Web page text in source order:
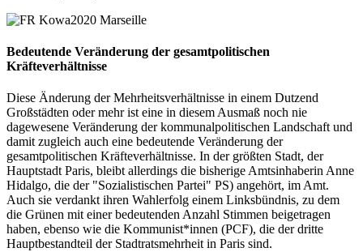
Bedeutende Veränderung der gesamtpolitischen
Kräfteverhältnisse
Diese Änderung der Mehrheitsverhältnisse in einem Dutzend
Großstädten oder mehr ist eine in diesem Ausmaß noch nie
dagewesene Veränderung der kommunalpolitischen Landschaft und
damit zugleich auch eine bedeutende Veränderung der
gesamtpolitischen Kräfteverhältnisse. In der größten Stadt, der
Hauptstadt Paris, bleibt allerdings die bisherige Amtsinhaberin Anne
Hidalgo, die der "Sozialistischen Partei" PS) angehört, im Amt.
Auch sie verdankt ihren Wahlerfolg einem Linksbündnis, zu dem
die Grünen mit einer bedeutenden Anzahl Stimmen beigetragen
haben, ebenso wie die Kommunist*innen (PCF), die der dritte
Hauptbestandteil der Stadtratsmehrheit in Paris sind.